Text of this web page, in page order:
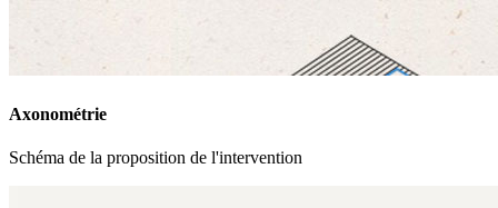
Axonométrie
Schéma de la proposition de l'intervention